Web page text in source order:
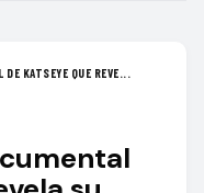
DE KATSEYE QUE REVE...